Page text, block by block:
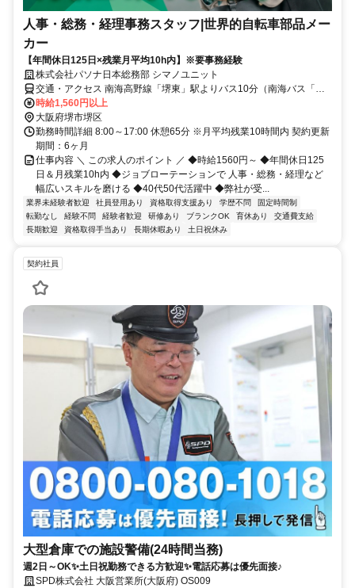
人事・総務・経理事務スタッフ|世界的自転車部品メー
カー
【年間休日125日×残業月平均10h内】※要事務経験
株式会社パソナ日本総務部 シマノユニット
交通・アクセス 南海高野線「堺東」駅よりバス10分（南海バス「高
砂町」徒歩3分）、南海本線「堺」駅よりバス15分（南海バス「高砂
町」徒歩3分）、 阪堺電軌阪堺線「東湊」駅徒歩10分
時給1,560円以上
大阪府堺市堺区
勤務時間詳細 8:00～17:00 休憩65分 ※月平均残業10時間内 契約更新
期間：6ヶ月
仕事内容 ＼ この求人のポイント ／ ◆時給1560円～ ◆年間休日125
日＆月残業10h内 ◆ジョブローテーションで 人事・総務・経理など
幅広いスキルを磨ける ◆40代50代活躍中 ◆弊社が受...
業界未経験者歓迎 社員登用あり 資格取得支援あり 学歴不問
固定時間制
転勤なし
経験不問 経験者歓迎 研修あり ブランクOK 育休あり
交通費支給
長期歓迎
資格取得手当あり 長期休暇あり 土日祝休み
契約社員
大型倉庫での施設警備(24時間当務)
週2日～OK✨土日祝勤務できる方歓迎✨電話応募は優先面接♪
SPD株式会社 大阪営業所(大阪府) OS009